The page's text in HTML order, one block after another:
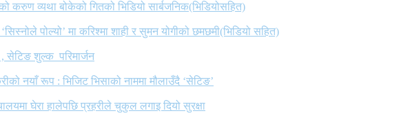
व्यथा बोकेको गितको भिडियो सार्बजनिक(भिडियोसहित)
पोल्यो’ मा करिश्मा शाही र सुमन योगीको छमछमी(भिडियो सहित)
, सेटिङ शुल्क परिमार्जन
नयाँ रूप : भिजिट भिसाको नाममा मौलाउँदै ‘सेटिङ’
घेरा हालेपछि प्रहरीले चुकुल लगाइ दियो सुरक्षा